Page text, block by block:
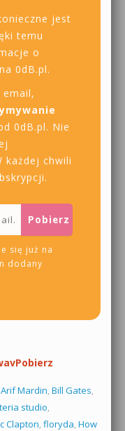
jest
temu
o
0dB.pl.
0dB.pl. Nie
każdej chwili
się już na
dodany
Pobierz
Arif Mardin, Bill Gates,
studio,
Clapton, floryda, How